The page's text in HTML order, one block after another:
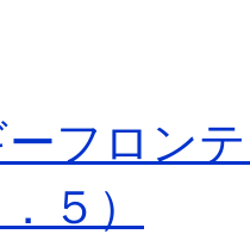
ーフロ
５）